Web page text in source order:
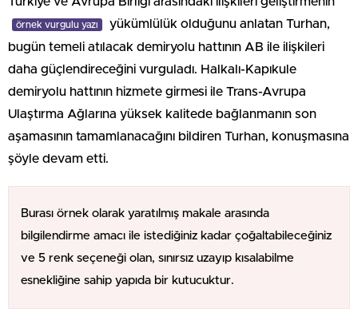
örnek vurgulu yazı
yükümlülük olduğunu anlatan Turhan,
bugün temeli atılacak demiryolu hattının AB ile ilişkileri
daha güçlendireceğini vurguladı. Halkalı-Kapıkule
demiryolu hattının hizmete girmesi ile Trans-Avrupa
Ulaştırma Ağlarına yüksek kalitede bağlanmanın son
aşamasının tamamlanacağını bildiren Turhan, konuşmasına
şöyle devam etti.
Burası örnek olarak yaratılmış makale arasında
bilgilendirme amacı ile istediğiniz kadar çoğaltabileceğiniz
ve 5 renk seçeneği olan, sınırsız uzayıp kısalabilme
esnekliğine sahip yapıda bir kutucuktur.